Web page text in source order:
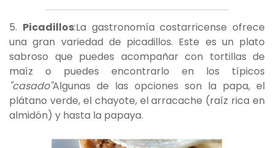
5. Picadillos:La gastronomía costarricense ofrece
una gran variedad de picadillos. Este es un plato
sabroso que puedes acompañar con tortillas de
maíz o puedes encontrarlo en los típicos
"casado"Algunas de las opciones son la papa, el
plátano verde, el chayote, el arracache (raíz rica en
almidón) y hasta la papaya.